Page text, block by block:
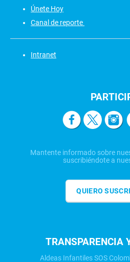
Únete Hoy
Canal de reporte
Intranet
Mantente informado sobre
suscribiéndote a
QUIERO
TRANSPARENCIA
Aldeas Infantiles SOS